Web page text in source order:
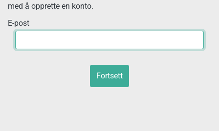
med å opprette en konto.
E-post
Fortsett